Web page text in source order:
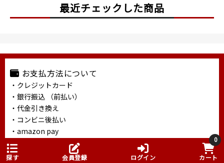
最近チェックした商品
探す 会員登録 ログイン
0
カート
お支払方法について
・クレジットカード
・銀行振込 （前払い）
・代金引き換え
・コンビニ後払い
・amazon pay
詳しくはこちら